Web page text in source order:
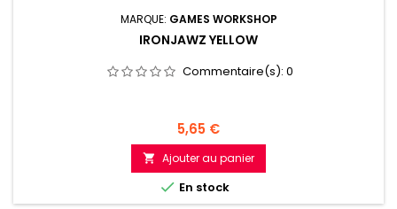
MARQUE: GAMES WORKSHOP
IRONJAWZ YELLOW
Commentaire(s): 0
Prix
5,65 €
 Ajouter au panier
 En stock